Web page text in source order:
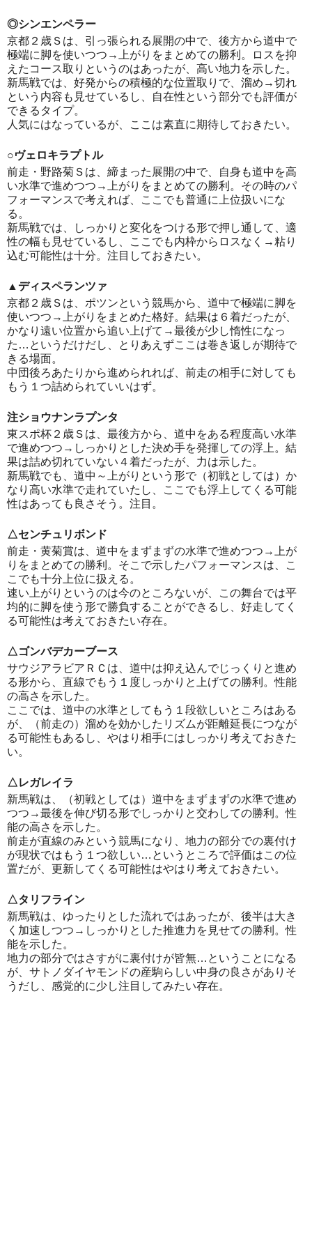
◎シンエンペラー
京都２歳Ｓは、引っ張られる展開の中で、後方から道中で
極端に脚を使いつつ→上がりをまとめての勝利。ロスを抑
えたコース取りというのはあったが、高い地力を示した。
新馬戦では、好発からの積極的な位置取りで、溜め→切れ
という内容も見せているし、自在性という部分でも評価が
できるタイプ。
人気にはなっているが、ここは素直に期待しておきたい。
○ヴェロキラプトル
前走・野路菊Ｓは、締まった展開の中で、自身も道中を高
い水準で進めつつ→上がりをまとめての勝利。その時のパ
フォーマンスで考えれば、ここでも普通に上位扱いにな
る。
新馬戦では、しっかりと変化をつける形で押し通して、適
性の幅も見せているし、ここでも内枠からロスなく→粘り
込む可能性は十分。注目しておきたい。
▲ディスペランツァ
京都２歳Ｓは、ポツンという競馬から、道中で極端に脚を
使いつつ→上がりをまとめた格好。結果は６着だったが、
かなり遠い位置から追い上げて→最後が少し惰性になっ
た…というだけだし、とりあえずここは巻き返しが期待で
きる場面。
中団後ろあたりから進められれば、前走の相手に対しても
もう１つ詰められていいはず。
注ショウナンラプンタ
東スポ杯２歳Ｓは、最後方から、道中をある程度高い水準
で進めつつ→しっかりとした決め手を発揮しての浮上。結
果は詰め切れていない４着だったが、力は示した。
新馬戦でも、道中～上がりという形で（初戦としては）か
なり高い水準で走れていたし、ここでも浮上してくる可能
性はあっても良さそう。注目。
△センチュリボンド
前走・黄菊賞は、道中をまずまずの水準で進めつつ→上が
りをまとめての勝利。そこで示したパフォーマンスは、こ
こでも十分上位に扱える。
速い上がりというのは今のところないが、この舞台では平
均的に脚を使う形で勝負することができるし、好走してく
る可能性は考えておきたい存在。
△ゴンバデカーブース
サウジアラビアＲＣは、道中は抑え込んでじっくりと進め
る形から、直線でもう１度しっかりと上げての勝利。性能
の高さを示した。
ここでは、道中の水準としてもう１段欲しいところはある
が、（前走の）溜めを効かしたリズムが距離延長につなが
る可能性もあるし、やはり相手にはしっかり考えておきた
い。
△レガレイラ
新馬戦は、（初戦としては）道中をまずまずの水準で進め
つつ→最後を伸び切る形でしっかりと交わしての勝利。性
能の高さを示した。
前走が直線のみという競馬になり、地力の部分での裏付け
が現状ではもう１つ欲しい…というところで評価はこの位
置だが、更新してくる可能性はやはり考えておきたい。
△タリフライン
新馬戦は、ゆったりとした流れではあったが、後半は大き
く加速しつつ→しっかりとした推進力を見せての勝利。性
能を示した。
地力の部分ではさすがに裏付けが皆無…ということになる
が、サトノダイヤモンドの産駒らしい中身の良さがありそ
うだし、感覚的に少し注目してみたい存在。